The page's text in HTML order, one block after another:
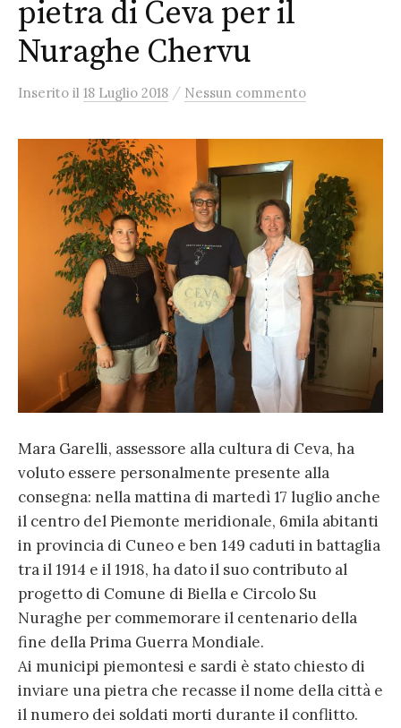
pietra di Ceva per il
Nuraghe Chervu
Inserito il 18 Luglio 2018 / Nessun commento
Mara Garelli, assessore alla cultura di Ceva, ha
voluto essere personalmente presente alla
consegna: nella mattina di martedì 17 luglio anche
il centro del Piemonte meridionale, 6mila abitanti
in provincia di Cuneo e ben 149 caduti in battaglia
tra il 1914 e il 1918, ha dato il suo contributo al
progetto di Comune di Biella e Circolo Su
Nuraghe per commemorare il centenario della
fine della Prima Guerra Mondiale.
Ai municipi piemontesi e sardi è stato chiesto di
inviare una pietra che recasse il nome della città e
il numero dei soldati morti durante il conflitto.